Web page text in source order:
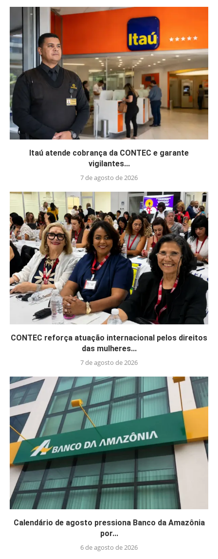
Itaú atende cobrança da CONTEC e garante
vigilantes...
7 de agosto de 2026
CONTEC reforça atuação internacional pelos direitos
das mulheres...
7 de agosto de 2026
Calendário de agosto pressiona Banco da Amazônia
por...
6 de agosto de 2026